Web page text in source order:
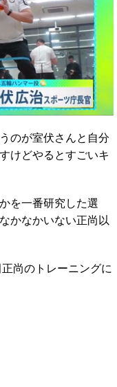
のが室伏さんと自分
けどやるとすごいキ
を一番研究した選
かなかいない正尚以
尚のトレーニングに